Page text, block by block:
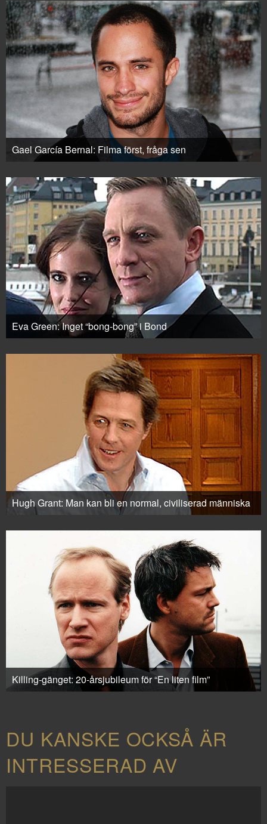
Gael García Bernal: Filma först, fråga sen
Eva Green: Inget “bong-bong” i Bond
Hugh Grant: Man kan bli en normal, civiliserad människa
Killing-gänget: 20-årsjubileum för “En liten film”
DU KANSKE OCKSÅ ÄR
INTRESSERAD AV